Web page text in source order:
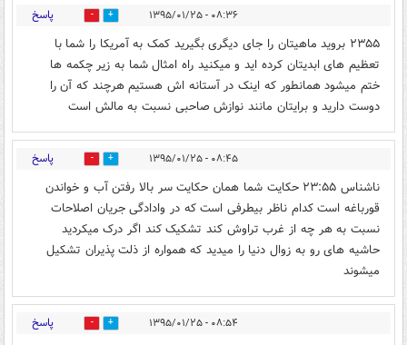
۰۸:۳۶ - ۱۳۹۵/۰۱/۲۵ 0 پاسخ
۲۳۵۵ بروید ماهیتان را جای دیگری بگیرید کمک به آمریکا را شما با
تعظیم های ابدیتان کرده اید و میکنید راه امثال شما به زیر چکمه ها
ختم میشود همانطور که اینک در آستانه اش هستیم هرچند که آن را
دوست دارید و برایتان مانند نوازش صاحبی نسبت به مالش است
۰۸:۴۵ - ۱۳۹۵/۰۱/۲۵ 0 پاسخ
ناشناس ۲۳:۵۵ حکایت شما همان حکایت سر بالا رفتن آب و خواندن
قورباغه است کدام ناظر بیطرفی است که در وادادگی جریان اصلاحات
نسبت به هر چه از غرب تراوش کند تشکیک کند اگر درک میکردید
حاشیه های رو به زوال دنیا را میدید که همواره از ذلت پذیران تشکیل
میشوند
۰۸:۵۴ - ۱۳۹۵/۰۱/۲۵ 0 پاسخ